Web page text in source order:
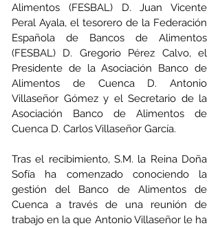
Alimentos (FESBAL) D. Juan Vicente
Peral Ayala, el tesorero de la Federación
Española de Bancos de Alimentos
(FESBAL) D. Gregorio Pérez Calvo, el
Presidente de la Asociación Banco de
Alimentos de Cuenca D. Antonio
Villaseñor Gómez y el Secretario de la
Asociación Banco de Alimentos de
Cuenca D. Carlos Villaseñor García.
Tras el recibimiento, S.M. la Reina Doña
Sofía ha comenzado conociendo la
gestión del Banco de Alimentos de
Cuenca a través de una reunión de
trabajo en la que Antonio Villaseñor le ha